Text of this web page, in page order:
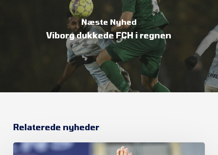
Næste Nyhed
Viborg dukkede FCH i regnen
Relaterede nyheder
FC